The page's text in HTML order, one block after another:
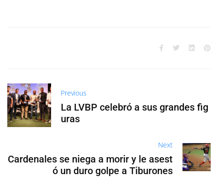
Previous
La LVBP celebró a sus grandes fig
uras
Next
Cardenales se niega a morir y le asest
ó un duro golpe a Tiburones